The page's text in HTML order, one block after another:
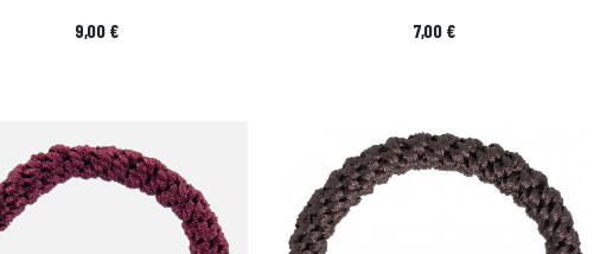
Prix
9,00 € Prix
7,00 €